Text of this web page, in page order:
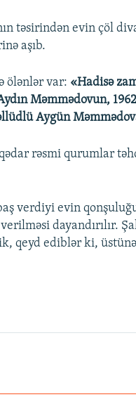
təsirindən evin çöl
aşıb.
ölənlər var: «Hadisə
Məmmədovun,
Aygün
rəsmi qurumlar
verdiyi evin
dayandırılır.
qeyd ediblər ki,